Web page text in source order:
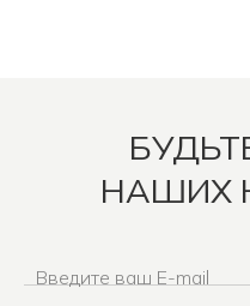
НАШИХ
Введите ваш E-mail